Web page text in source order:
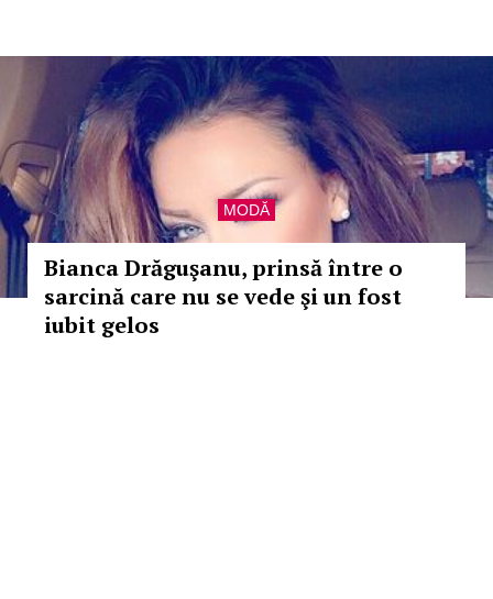
MODĂ
Bianca Drăguşanu, prinsă între o
sarcină care nu se vede şi un fost
iubit gelos